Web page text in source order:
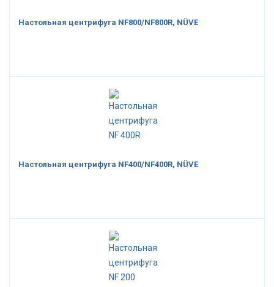
Настольная центрифуга NF800/NF800R, NÜVE
Настольная центрифуга NF400/NF400R, NÜVE